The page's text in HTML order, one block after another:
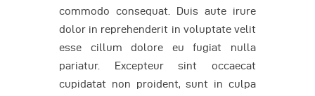
commodo consequat. Duis aute irure
dolor in reprehenderit in voluptate velit
esse cillum dolore eu fugiat nulla
pariatur. Excepteur sint occaecat
cupidatat non proident, sunt in culpa